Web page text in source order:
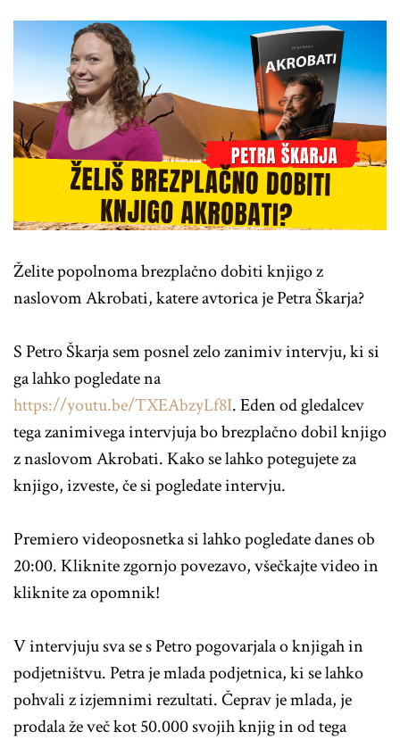
Želite popolnoma brezplačno dobiti knjigo z
naslovom Akrobati, katere avtorica je Petra Škarja?
S Petro Škarja sem posnel zelo zanimiv intervju, ki si
ga lahko pogledate na
https://youtu.be/TXEAbzyLf8I. Eden od gledalcev
tega zanimivega intervjuja bo brezplačno dobil knjigo
z naslovom Akrobati. Kako se lahko potegujete za
knjigo, izveste, če si pogledate intervju.
Premiero videoposnetka si lahko pogledate danes ob
20:00. Kliknite zgornjo povezavo, všečkajte video in
kliknite za opomnik!
V intervjuju sva se s Petro pogovarjala o knjigah in
podjetništvu. Petra je mlada podjetnica, ki se lahko
pohvali z izjemnimi rezultati. Čeprav je mlada, je
prodala že več kot 50.000 svojih knjig in od tega